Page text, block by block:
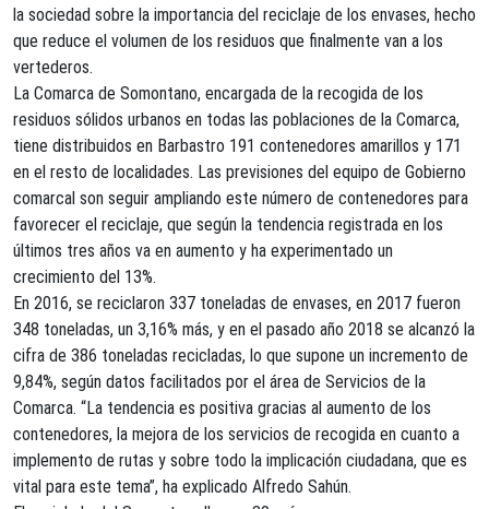
la sociedad sobre la importancia del reciclaje de los envases, hecho
que reduce el volumen de los residuos que finalmente van a los
vertederos.
La Comarca de Somontano, encargada de la recogida de los
residuos sólidos urbanos en todas las poblaciones de la Comarca,
tiene distribuidos en Barbastro 191 contenedores amarillos y 171
en el resto de localidades. Las previsiones del equipo de Gobierno
comarcal son seguir ampliando este número de contenedores para
favorecer el reciclaje, que según la tendencia registrada en los
últimos tres años va en aumento y ha experimentado un
crecimiento del 13%.
En 2016, se reciclaron 337 toneladas de envases, en 2017 fueron
348 toneladas, un 3,16% más, y en el pasado año 2018 se alcanzó la
cifra de 386 toneladas recicladas, lo que supone un incremento de
9,84%, según datos facilitados por el área de Servicios de la
Comarca. “La tendencia es positiva gracias al aumento de los
contenedores, la mejora de los servicios de recogida en cuanto a
implemento de rutas y sobre todo la implicación ciudadana, que es
vital para este tema”, ha explicado Alfredo Sahún.